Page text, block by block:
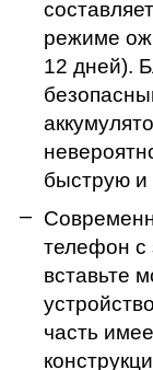
режиме
12 дней).
быструю и
телефон с
вставьте
часть